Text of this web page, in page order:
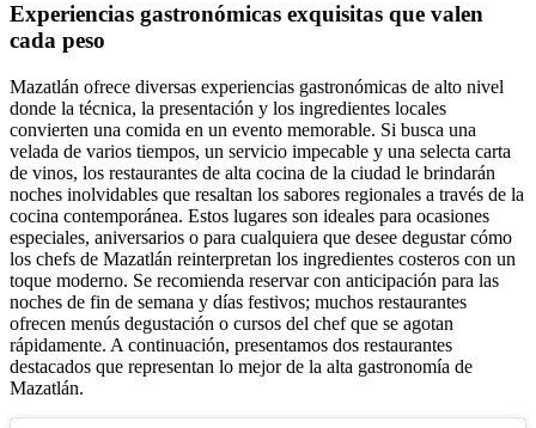
Experiencias gastronómicas exquisitas que valen
cada peso
Mazatlán ofrece diversas experiencias gastronómicas de alto nivel
donde la técnica, la presentación y los ingredientes locales
convierten una comida en un evento memorable. Si busca una
velada de varios tiempos, un servicio impecable y una selecta carta
de vinos, los restaurantes de alta cocina de la ciudad le brindarán
noches inolvidables que resaltan los sabores regionales a través de la
cocina contemporánea. Estos lugares son ideales para ocasiones
especiales, aniversarios o para cualquiera que desee degustar cómo
los chefs de Mazatlán reinterpretan los ingredientes costeros con un
toque moderno. Se recomienda reservar con anticipación para las
noches de fin de semana y días festivos; muchos restaurantes
ofrecen menús degustación o cursos del chef que se agotan
rápidamente. A continuación, presentamos dos restaurantes
destacados que representan lo mejor de la alta gastronomía de
Mazatlán.